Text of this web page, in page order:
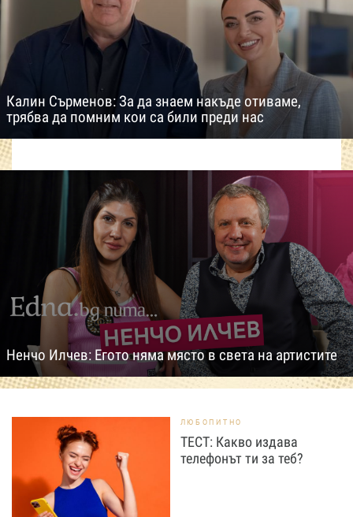
Калин Сърменов: За да знаем накъде отиваме,
трябва да помним кои са били преди нас
Ненчо Илчев: Егото няма място в света на артистите
ЛЮБОПИТНО
ТЕСТ: Какво издава
телефонът ти за теб?